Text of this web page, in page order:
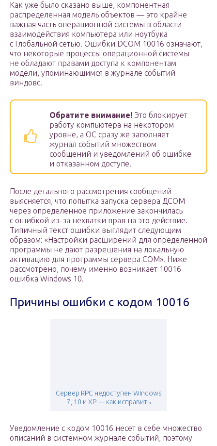
Как уже было сказано выше, компонентная
распределенная модель объектов — это крайне
важная часть операционной системы в области
взаимодействия компьютера или ноутбука
с Глобальной сетью. Ошибки DCOM 10016 означают,
что некоторые процессы операционной системы
не обладают правами доступа к компонентам
модели, упоминающимся в журнале событий
виндовс.
Обратите внимание! Это блокирует
работу компьютера на некотором
уровне, а ОС сразу же заполняет
журнал событий множеством
сообщений и уведомлений об ошибке
и отказанном доступе.
После детального рассмотрения сообщений
выясняется, что попытка запуска сервера ДСОМ
через определенное приложение закончилась
с ошибкой из-за нехватки прав на это действие.
Типичный текст ошибки выглядит следующим
образом: «Настройки расширений для определенной
программы не дают разрешения на локальную
активацию для программы сервера COM». Ниже
рассмотрено, почему именно возникает 10016
ошибка Windows 10.
Причины ошибки с кодом 10016
Сервер RPC недоступен Windows
7, 10 и XP — как исправить
Уведомление с кодом 10016 несет в себе множество
описаний в системном журнале событий, поэтому